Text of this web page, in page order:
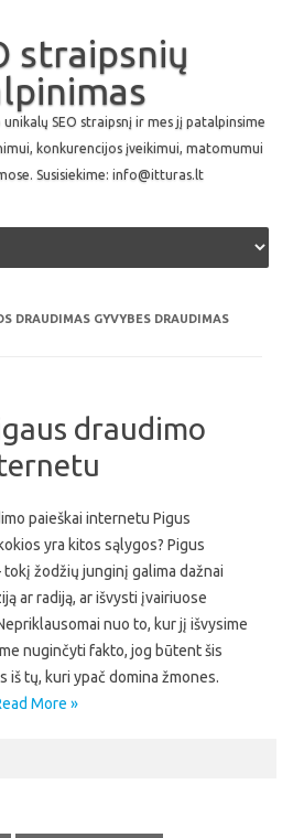
straipsnių
SEO straipsnį ir mes jį patalpinsime
konkurencijos įveikimui, matomumui
Susisiekime: info@itturas.lt
Skip to content
DRAUDIMAS GYVYBES DRAUDIMAS
draudimo
paieškai internetu Pigus
yra kitos sąlygos? Pigus
žodžių junginį galima dažnai
ar radiją, ar išvysti įvairiuose
nuo to, kur jį išvysime
nuginčyti fakto, jog būtent šis
iš tų, kuri ypač domina žmones.
More »